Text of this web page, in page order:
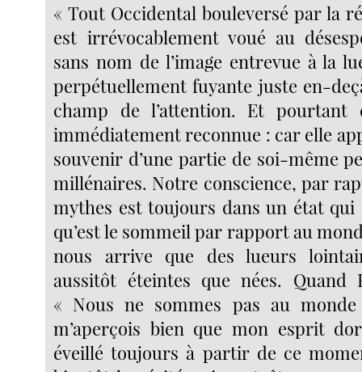
« Tout Occidental bouleversé par la
est irrévocablement voué au
sans nom de l’image entrevue à la
perpétuellement fuyante juste en-
champ de l’attention. Et pourtant
immédiatement reconnue : car elle
souvenir d’une partie de soi-même
millénaires. Notre conscience, par
mythes est toujours dans un état qui
qu’est le sommeil par rapport au
nous arrive que des lueurs
aussitôt éteintes que nées. Quand
« Nous ne sommes pas au
m’aperçois bien que mon esprit
éveillé toujours à partir de ce